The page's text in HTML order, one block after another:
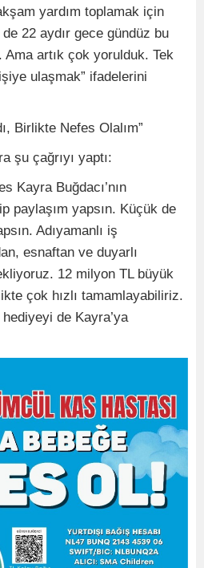
yardım toplamak için
22 aydır gece gündüz bu
Ama artık çok yorulduk. Tek
ulaşmak” ifadelerini
Birlikte Nefes Olalım”
şu çağrıyı yaptı:
Kayra Buğdacı’nın
paylaşım yapsın. Küçük de
Adıyamanlı iş
esnaftan ve duyarlı
12 milyon TL büyük
çok hızlı tamamlayabiliriz.
de Kayra’ya